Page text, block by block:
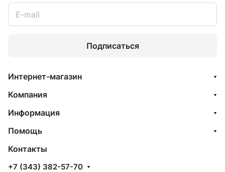
Подписаться
Интернет-магазин
Компания
Информация
Помощь
Контакты
+7 (343) 382-57-70